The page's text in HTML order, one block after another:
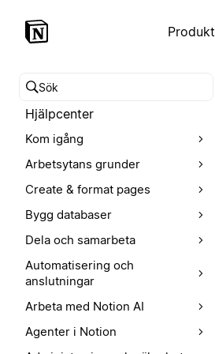
Produkt
Sök i hjälpcentret
Hjälpcenter
Kom igång
Arbetsytans grunder
Create & format pages
Bygg databaser
Dela och samarbeta
Automatisering och
anslutningar
Arbeta med Notion AI
Agenter i Notion